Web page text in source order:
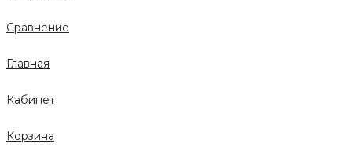
Сравнение
Главная
Кабинет
Корзина